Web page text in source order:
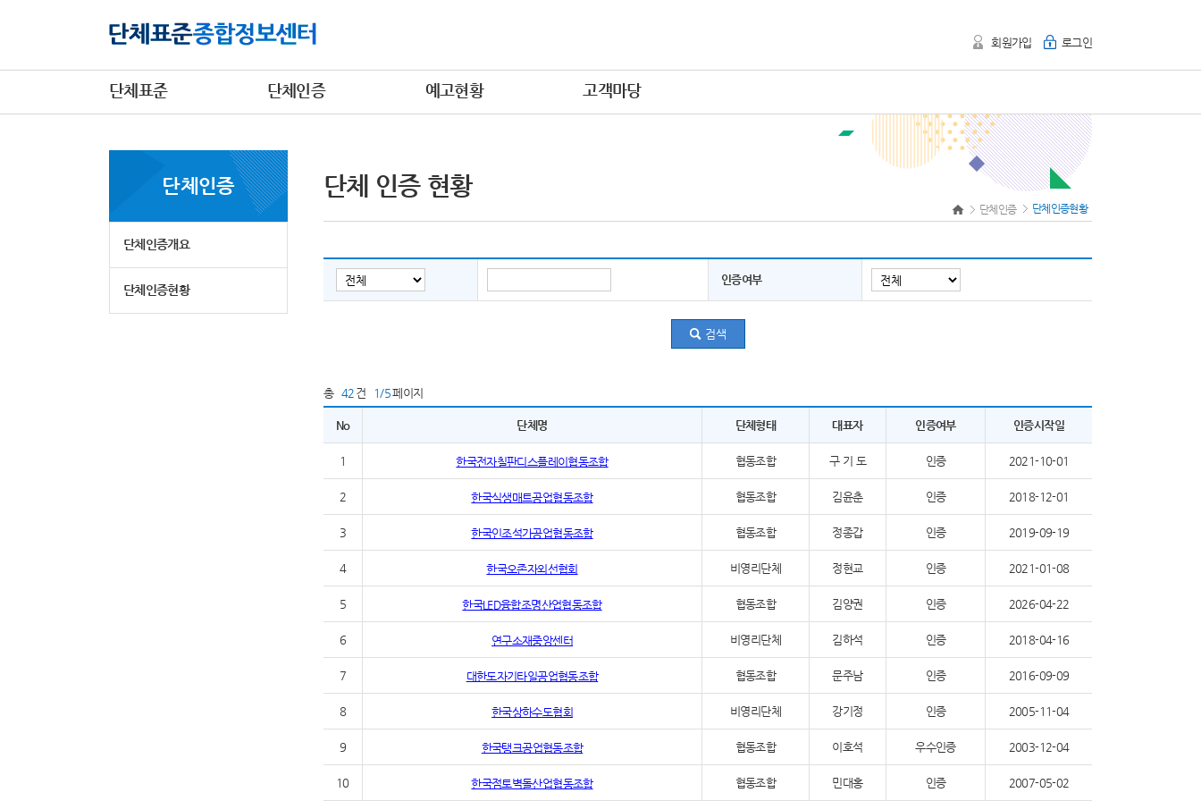
회원가입 로그인
단체표준 단체인증 예고현황 고객마당
단체인증
단체인증개요
단체인증현황
단체 인증 현황
단체인증 단체인증현황
인증여부
총 42 건 1/5페이지
No 단체명 단체형태 대표자 인증여부 인증시작일
1 한국전자칠판디스플레이협동조합 협동조합 구 기 도 인증 2021-10-01
2 한국식생매트공업협동조합 협동조합 김윤춘 인증 2018-12-01
3 한국인조석가공업협동조합 협동조합 정종갑 인증 2019-09-19
4 한국오존자외선협회 비영리단체 정현교 인증 2021-01-08
5 한국LED융합조명산업협동조합 협동조합 김양권 인증 2026-04-22
6 연구소재중앙센터 비영리단체 김하석 인증 2018-04-16
7 대한도자기타일공업협동조합 협동조합 문주남 인증 2016-09-09
8 한국상하수도협회 비영리단체 강기정 인증 2005-11-04
9 한국탱크공업협동조합 협동조합 이호석 우수인증 2003-12-04
10 한국점토벽돌산업협동조합 협동조합 민대홍 인증 2007-05-02